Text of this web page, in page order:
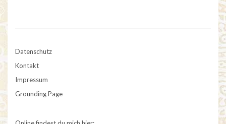
Datenschutz
Kontakt
Impressum
Grounding Page